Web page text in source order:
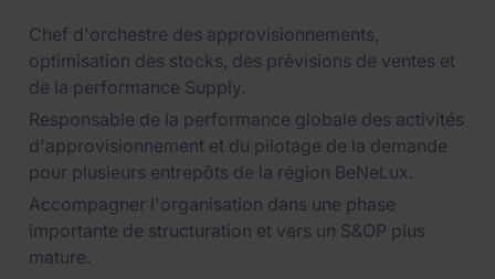
Chef d'orchestre des approvisionnements,
optimisation des stocks, des prévisions de ventes et
de la performance Supply.
Responsable de la performance globale des activités
d'approvisionnement et du pilotage de la demande
pour plusieurs entrepôts de la région BeNeLux.
Accompagner l'organisation dans une phase
importante de structuration et vers un S&OP plus
mature.